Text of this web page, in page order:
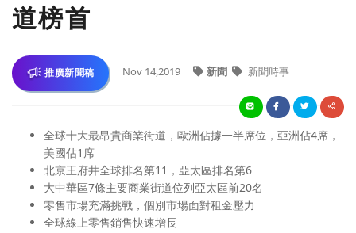
道榜首
推廣新聞稿 Nov 14,2019 新聞 新聞時事
全球十大最昂貴商業街道，歐洲佔據一半席位，亞洲佔4席，
美國佔1席
北京王府井全球排名第11，亞太區排名第6
大中華區7條主要商業街道位列亞太區前20名
零售市場充滿挑戰，個別市場面對租金壓力
全球線上零售銷售快速增長